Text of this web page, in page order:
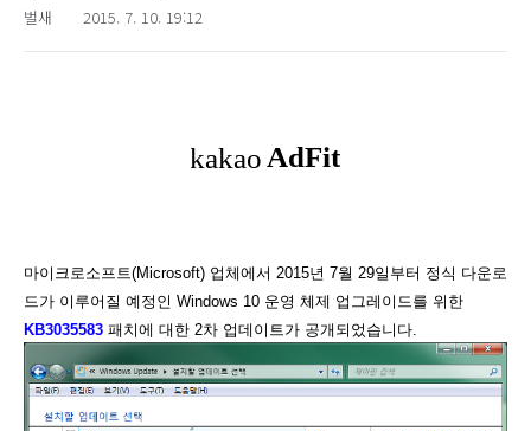
벌새 2015. 7. 10. 19:12
마이크로소프트(Microsoft) 업체에서 2015년 7월 29일부터 정식 다운로
드가 이루어질 예정인 Windows 10 운영 체제 업그레이드를 위한
KB3035583 패치에 대한 2차 업데이트가 공개되었습니다.